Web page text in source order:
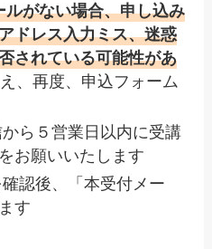
がない場合、申し込み
ドレス入力ミス、迷惑
されている可能性があ
、再度、申込フォーム
ら５営業日以内に受講
お願いいたします
認後、「本受付メー
す